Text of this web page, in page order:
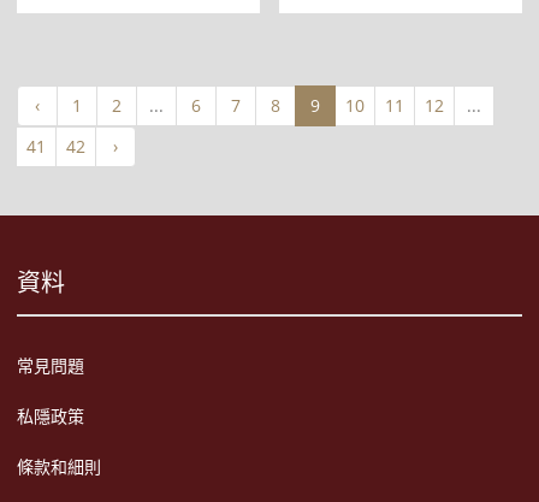
‹ 1 2 ... 6 7 8 9 10 11 12
...
41
42 ›
資料
常見問題
私隱政策
條款和細則